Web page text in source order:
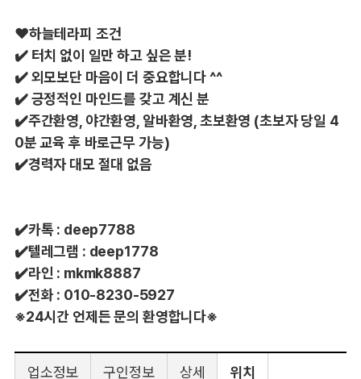
❤️하늘테라피 조건
✔️ 터치 없이 일만 하고 싶은 분!
✔️ 외모보단 마음이 더 중요합니다 ^^
✔️ 긍정적인 마인드를 갖고 계신 분
✔️주간환영, 야간환영, 알바환영, 초보환영 (초보자 당일 4
0분 교육 후 바로근무 가능)
✔️경력자 대모 절대 없음
✔️카톡 : deep7788
✔️텔레그램 : deep1778
✔️라인 : mkmk8887
✔️전화 : 010-8230-5927
※24시간 언제든 문의 환영합니다※
업소정보 구인정보 상세 위치